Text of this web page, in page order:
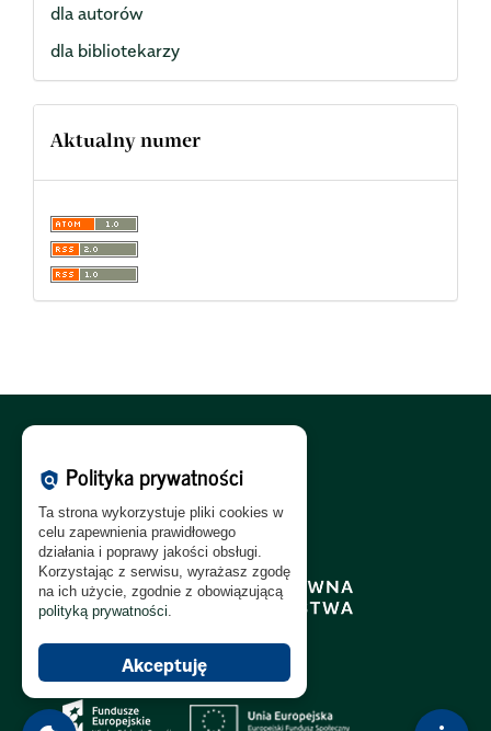
dla autorów
dla bibliotekarzy
Aktualny numer
Polityka Prywatności:PL
Polityka RODO:PL|EN
policy Polityka prywatności
Ta strona wykorzystuje pliki cookies w
celu zapewnienia prawidłowego
działania i poprawy jakości obsługi.
Korzystając z serwisu, wyrażasz zgodę
na ich użycie, zgodnie z obowiązującą
polityką prywatności
Akceptuję